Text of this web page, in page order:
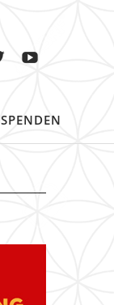
SPENDEN